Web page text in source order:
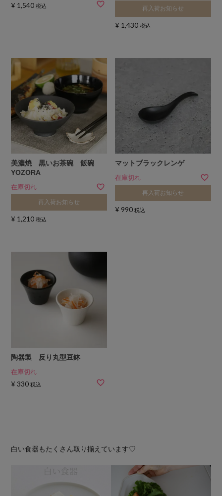
¥ 1,540 税込 再入荷お知らせ
¥ 1,430 税込
美濃焼 黒いお茶碗 飯碗
YOZORA
在庫切れ
再入荷お知らせ
¥ 1,210 税込
マットブラックレンゲ
在庫切れ
再入荷お知らせ
¥ 990 税込
陶器製 反り丸型豆鉢
在庫切れ
¥ 330 税込
白い食器もたくさん取り揃えています♡